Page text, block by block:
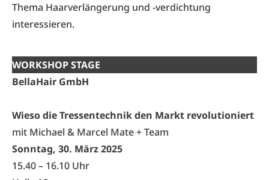
Thema Haarverlängerung und -verdichtung
interessieren.
WORKSHOP STAGE
BellaHair GmbH
Wieso die Tressentechnik den Markt revolutioniert
mit Michael & Marcel Mate + Team
Sonntag, 30. März 2025
15.40 – 16.10 Uhr